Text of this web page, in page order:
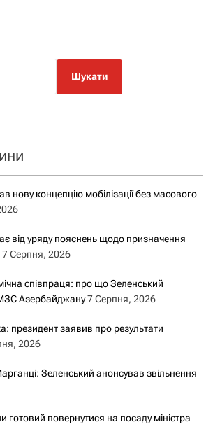
нову концепцію мобілізації без масового
від уряду пояснень щодо призначення
7 Серпня, 2026
співпраця: про що Зеленський
Азербайджану7 Серпня, 2026
президент заявив про результати
2026
Зеленський анонсував звільнення
готовий повернутися на посаду міністра